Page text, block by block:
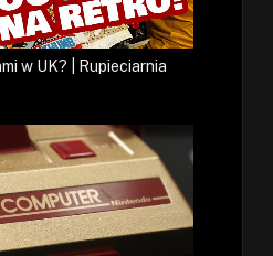
w UK? | Rupieciarnia